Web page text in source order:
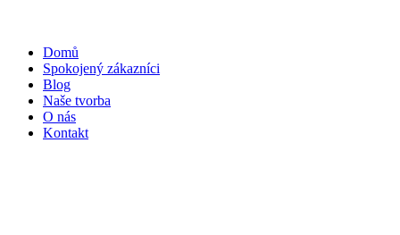
Domů
Spokojený zákazníci
Blog
Naše tvorba
O nás
Kontakt